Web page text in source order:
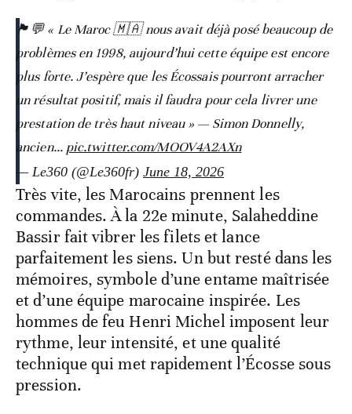
🏴󠁧󠁢󠁳󠁣󠁴󠁿💬 « Le Maroc 🇲🇦 nous avait déjà posé beaucoup de
problèmes en 1998, aujourd’hui cette équipe est encore
plus forte. J’espère que les Écossais pourront arracher
un résultat positif, mais il faudra pour cela livrer une
prestation de très haut niveau » — Simon Donnelly,
ancien… pic.twitter.com/MOOV4A2AXn
— Le360 (@Le360fr) June 18, 2026
Très vite, les Marocains prennent les
commandes. À la 22e minute, Salaheddine
Bassir fait vibrer les filets et lance
parfaitement les siens. Un but resté dans les
mémoires, symbole d’une entame maîtrisée
et d’une équipe marocaine inspirée. Les
hommes de feu Henri Michel imposent leur
rythme, leur intensité, et une qualité
technique qui met rapidement l’Écosse sous
pression.